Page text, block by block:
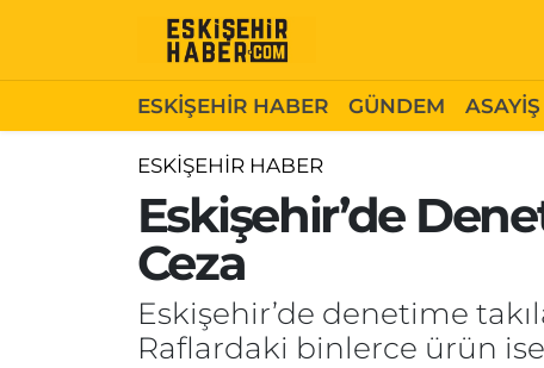
ESKİŞEHİR HABER GÜNDEM ASAYİŞ
ESKİŞEHİR HABER
Eskişehir’de
Ceza
Eskişehir’de denetime
Raflardaki binlerce ürün
ESKİŞEHİR HABER
SİYASET
EKONOMİ
Gizlilik Politikası
Hakkımızda
İletişim
Künye
Odunpazarı Hava Durumu
Odunpazarı Trafik Yoğunluk Haritası
Süper Lig Puan Durumu ve Fikstür
Tüm Manşetler
Son Dakika Haberleri